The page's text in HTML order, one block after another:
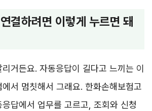
결하려면 이렇게 누르면 돼
거든요. 자동응답이 길다고 느끼는 이
서 멈칫해서 그래요. 한화손해보험고
답에서 업무를 고르고, 조회와 신청